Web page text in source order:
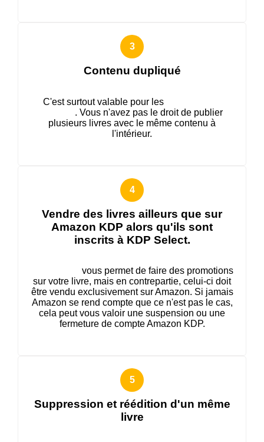
Contenu dupliqué
C'est surtout valable pour les
. Vous n'avez pas le droit de publier
plusieurs livres avec le même contenu à
l'intérieur.
Vendre des livres ailleurs que sur
Amazon KDP alors qu'ils sont
inscrits à KDP Select.
vous permet de faire des promotions
sur votre livre, mais en contrepartie, celui-ci doit
être vendu exclusivement sur Amazon. Si jamais
Amazon se rend compte que ce n'est pas le cas,
cela peut vous valoir une suspension ou une
fermeture de compte Amazon KDP.
Suppression et réédition d'un même
livre